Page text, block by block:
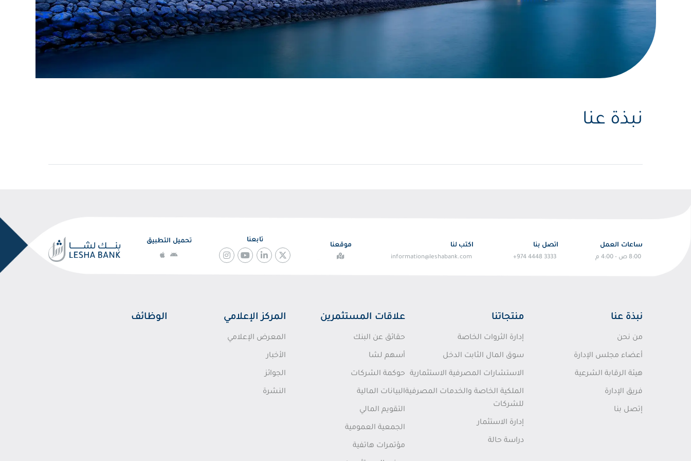
نبذة عنا
ساعات العمل
8:00 ص - 4:00 م
اتصل بنا
+974 4448 3333
اكتب لنا
information@leshabank.com
موقعنا
تابعنا تحميل التطبيق
نبذة عنا
من نحن
أعضاء مجلس الإدارة
هيئة الرقابة الشرعية
فريق الإدارة
إتصل بنا
منتجاتنا
إدارة الثروات الخاصة
سوق المال الثابت الدخل
الاستشارات المصرفية الاستثمارية
الملكية الخاصة والخدمات المصرفية
للشركات
إدارة الاستثمار
دراسة حالة
علاقات المستثمرين
حقائق عن البنك
أسهم لشا
حوكمة الشركات
البيانات المالية
التقويم المالي
الجمعية العمومية
مؤتمرات هاتفية
المركز الإعلامي
المعرض الإعلامي
الأخبار
الجوائز
النشرة
الوظائف